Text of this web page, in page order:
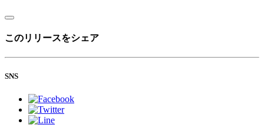
このリリースをシェア
SNS